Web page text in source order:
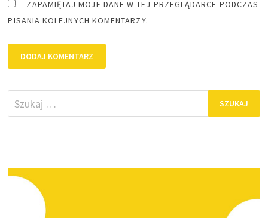
ZAPAMIĘTAJ MOJE DANE W TEJ PRZEGLĄDARCE PODCZAS
PISANIA KOLEJNYCH KOMENTARZY.
Szukaj: